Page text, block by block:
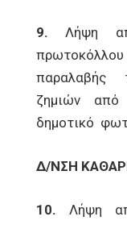
9.Λήψη
παραλαβής
ζημιών από
δημοτικό
Δ/ΝΣΗ
10. Λήψη